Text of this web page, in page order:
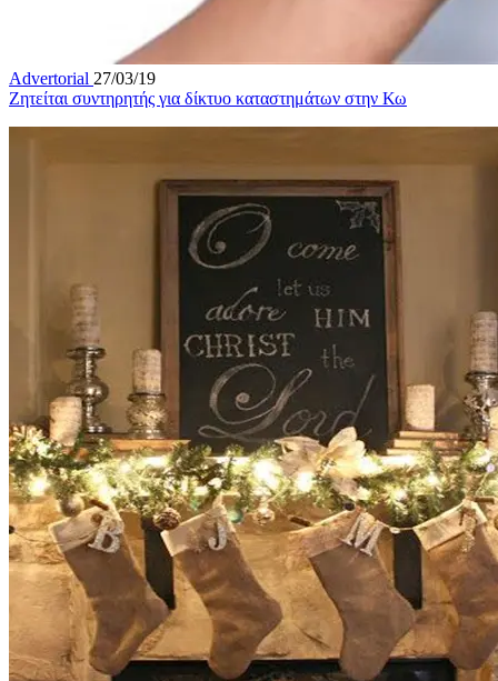
Advertorial 27/03/19
Ζητείται συντηρητής για δίκτυο καταστημάτων στην Κω